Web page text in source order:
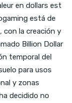
en dollars est
está de
con la creación y
Billion Dollar
temporal del
para usos
y zonas
decidido no